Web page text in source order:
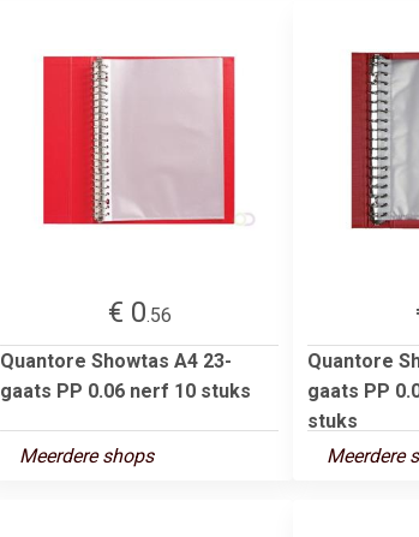
€ 0.56
Quantore Showtas A4 23-
gaats PP 0.06 nerf 10 stuks
Meerdere shops
Quantore
gaats PP
stuks
Meerdere